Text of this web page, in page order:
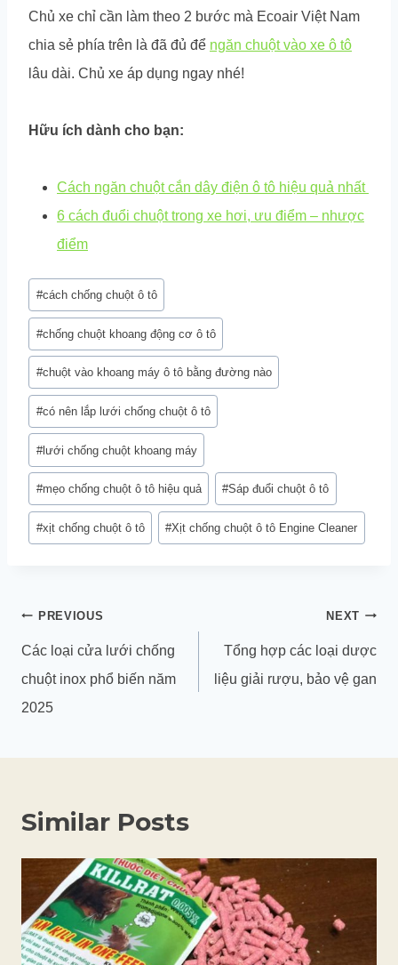
Chủ xe chỉ cần làm theo 2 bước mà Ecoair Việt Nam
chia sẻ phía trên là đã đủ để ngăn chuột vào xe ô tô
lâu dài. Chủ xe áp dụng ngay nhé!
Hữu ích dành cho bạn:
Cách ngăn chuột cắn dây điện ô tô hiệu quả nhất
6 cách đuổi chuột trong xe hơi, ưu điểm – nhược
điểm
Post
Tags:
#cách chống chuột ô tô
#chống chuột khoang động cơ ô tô
#chuột vào khoang máy ô tô bằng đường nào
#có nên lắp lưới chống chuột ô tô
#lưới chống chuột khoang máy
#mẹo chống chuột ô tô hiệu quả #Sáp đuổi chuột ô tô
#xịt chống chuột ô tô #Xịt chống chuột ô tô Engine Cleaner
Điều
hướng
bài
viết
PREVIOUS
Các loại cửa lưới chống
chuột inox phổ biến năm
2025
NEXT
Tổng hợp các loại dược
liệu giải rượu, bảo vệ gan
Similar Posts